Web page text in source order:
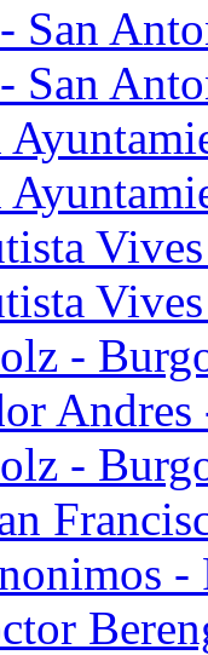
San
San
-
Andres
-